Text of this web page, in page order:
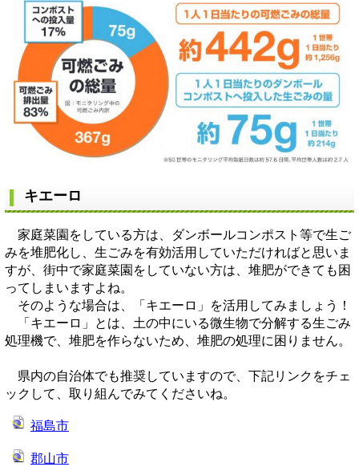
キエーロ
家庭菜園をしている方は、ダンボールコンポスト等で生ご
みを堆肥化し、生ごみを有効活用していただければと思いま
すが、街中で家庭菜園をしていない方は、堆肥ができても困
ってしまいますよね。
そのような場合は、「キエーロ」を活用してみましょう！
「キエーロ」とは、土の中にいる微生物で分解する生ごみ
処理機で、堆肥を作らないため、堆肥の処理に困りません。
県内の自治体でも推奨していますので、下記リンクをチェ
ックして、取り組んでみてくださいね。
福島市
郡山市